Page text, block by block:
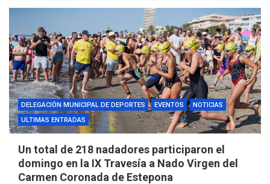
DELEGACIÓN MUNICIPAL DE DEPORTES EVENTOS
NOTICIAS
ULTIMAS ENTRADAS
Un total de 218 nadadores participaron el
domingo en la IX Travesía a Nado Virgen del
Carmen Coronada de Estepona